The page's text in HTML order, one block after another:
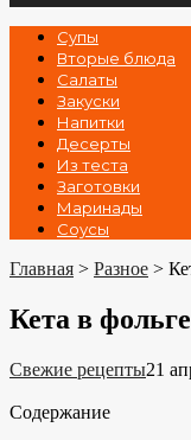
Супы
Вторые блюда
Салаты
Закуски
Напитки
Десерты
Из теста
Заготовки
Маринады
Соусы
Главная > Разное >
Кета в
Свежие рецепты21
Содержание